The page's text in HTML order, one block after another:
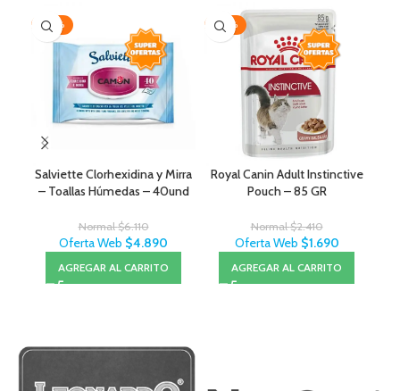
-20%
Salviette Clorhexidina y Mirra
– Toallas Húmedas – 40und
Normal$6.110
Oferta Web $4.890
AGREGAR AL CARRITO
-30%
Royal Canin Adult Instinctive
Pouch – 85 GR
Normal$2.410
Oferta Web $1.690
AGREGAR AL CARRITO